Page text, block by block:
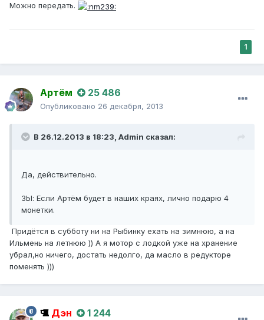
Можно передать.
1
Артём 25 486
Опубликовано 26 декабря, 2013
В 26.12.2013 в 18:23, Admin сказал:
Да, действительно.
ЗЫ: Если Артём будет в наших краях, лично подарю 4
монетки.
Придётся в субботу ни на Рыбинку ехать на зимнюю, а на
Ильмень на летнюю )) А я мотор с лодкой уже на хранение
убрал,но ничего, достать недолго, да масло в редукторе
поменять )))
Дэн 1 244